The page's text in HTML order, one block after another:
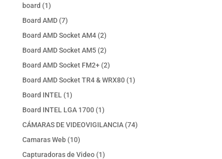
board 11
producto
Board AMD 77
productos
Board AMD Socket AM4 22
productos
Board AMD Socket AM5 22
productos
Board AMD Socket FM2+ 22
productos
Board AMD Socket TR4 & WRX80 11
Board INTEL 11
producto
Board INTEL LGA 1700 11
producto
CÁMARAS DE VIDEOVIGILANCIA 7474
Camaras Web 1010
productos
Capturadoras de Video 11